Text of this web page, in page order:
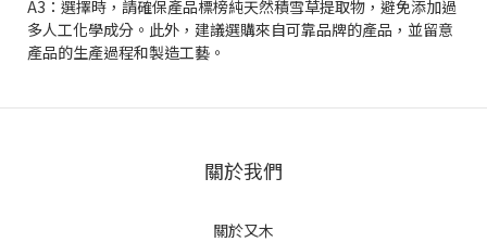
A3：選擇時，請確保產品標榜純天然積雪草提取物，避免添加過
多人工化學成分。此外，建議選購來自可靠品牌的產品，並留意
產品的生產過程和製造工藝。
關於我們
關於又木